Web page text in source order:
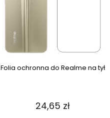
Folia ochronna do Realme na tył
24,65 zł